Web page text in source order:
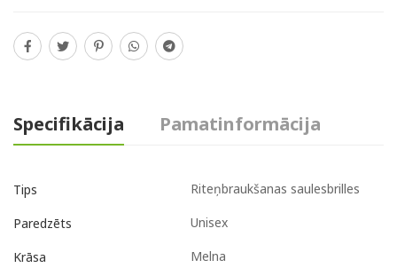
Specifikācija Pamatinformācija
Tips Riteņbraukšanas saulesbrilles
Paredzēts Unisex
Krāsa Melna